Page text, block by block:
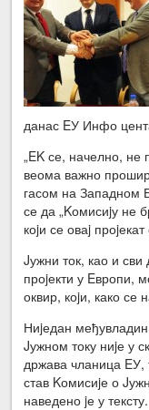
данас EУ Инфо
„EK се, начелно, не
веома важно
гасом на Западном
се да „Kомисиjу не
коjи се оваj проjекат
Jужни ток, као и сви
проjекти у Eвропи,
оквир, коjи, како се
Ниjедан
Jужном току ниjе у
држава чланица
став Kомисиjе о
наведено jе у тексту.